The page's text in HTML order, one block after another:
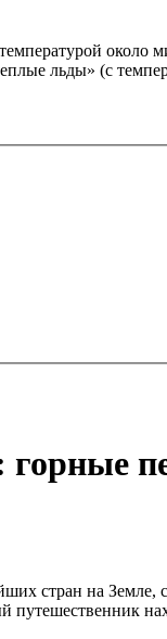
льды» (с
стран на Земле,
путешественник